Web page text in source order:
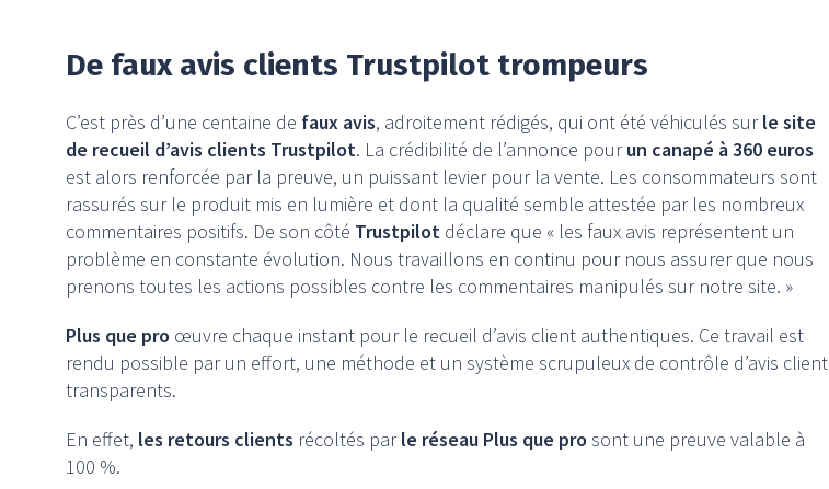
De faux avis clients Trustpilot trompeurs
C’est près d’une centaine de faux avis, adroitement rédigés, qui ont été véhiculés surle site
de recueil d’avis clients Trustpilot. La crédibilité de l’annonce pourun canapé à 360 euros
est alors renforcée par la preuve, un puissant levier pour la vente. Les consommateurs sont
rassurés sur le produit mis en lumière et dont la qualité semble attestée par les nombreux
commentaires positifs. De son côté Trustpilot déclare que « les faux avis représentent un
problème en constante évolution. Nous travaillons en continu pour nous assurer que nous
prenons toutes les actions possibles contre les commentaires manipulés sur notre site. »
Plus que pro œuvre chaque instant pour le recueil d’avis client authentiques. Ce travail est
rendu possible par un effort, une méthode et un système scrupuleux de contrôle d’avis client
transparents.
En effet, les retours clients récoltés parle réseau Plus que pro sont une preuve valable à
100 %.